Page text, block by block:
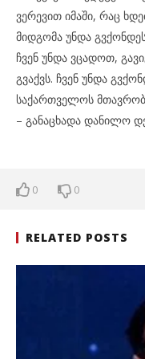
ვერევით იმაში, რაც
მიდგომა უნდა
ჩვენ უნდა ვცადოთ,
გვაქვს. ჩვენ უნდა
საქართველოს
– განაცხადა დანილო
0 0
RELATED POSTS